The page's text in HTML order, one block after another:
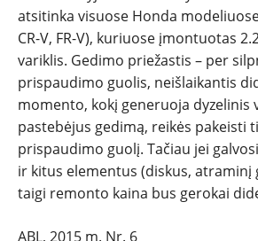
SPORTAS
atsitinka visuose Honda
CR-V, FR-V), kuriuose įmontuotas
variklis. Gedimo priežastis – per
prispaudimo guolis, neišlaikantis
momento, kokį generuoja dyzelinis
pastebėjus gedimą, reikės pakeisti
prispaudimo guolį. Tačiau jei
ir kitus elementus (diskus, atraminį
taigi remonto kaina bus gerokai
ABL, 2015 m. Nr. 6